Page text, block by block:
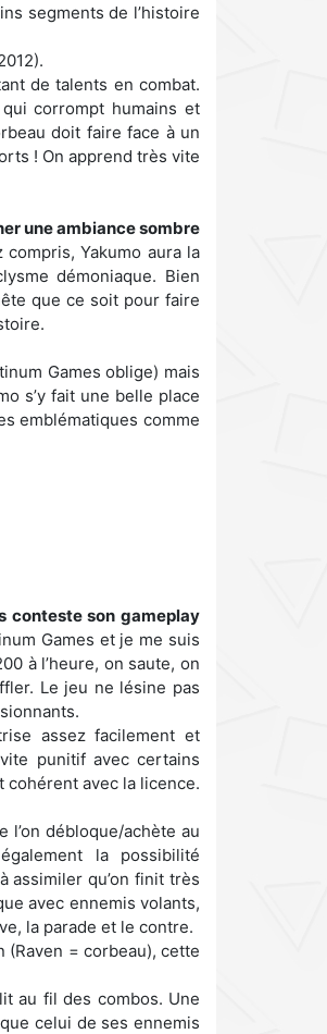
segments de l’histoire
de talents en combat.
corrompt humains et
doit faire face à un
! On apprend très vite
une ambiance sombre
Yakumo aura la
démoniaque. Bien
que ce soit pour faire
Games oblige) mais
s’y fait une belle place
emblématiques comme
conteste son gameplay
Games et je me suis
à l’heure, on saute, on
Le jeu ne lésine pas
assez facilement et
punitif avec certains
cohérent avec la licence.
l’on débloque/achète au
la possibilité
assimiler qu’on finit très
avec ennemis volants,
la parade et le contre.
(Raven = corbeau), cette
au fil des combos. Une
celui de ses ennemis